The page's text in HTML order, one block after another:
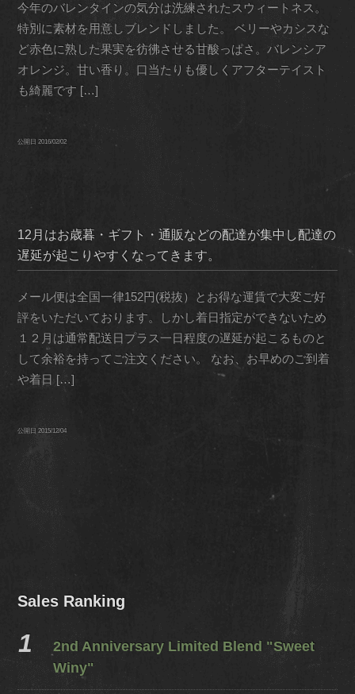
今年のバレンタインの気分は洗練されたスウィートネス。
特別に素材を用意しブレンドしました。 ベリーやカシスな
ど赤色に熟した果実を彷彿させる甘酸っぱさ。バレンシア
オレンジ。甘い香り。口当たりも優しくアフターテイスト
も綺麗です […]
公開日2016/02/02
12月はお歳暮・ギフト・通販などの配達が集中し配達の
遅延が起こりやすくなってきます。
メール便は全国一律152円(税抜）とお得な運賃で大変ご好
評をいただいております。しかし着日指定ができないため
１２月は通常配送日プラス一日程度の遅延が起こるものと
して余裕を持ってご注文ください。 なお、お早めのご到着
や着日 […]
公開日2015/12/04
Sales Ranking
2nd Anniversary Limited Blend "Sweet
Winy"